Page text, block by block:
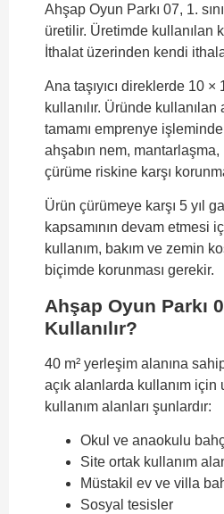
Ahşap Oyun Parkı 07, 1.
üretilir. Üretimde kullanılan
İthalat üzerinden kendi
Ana taşıyıcı direklerde 10
kullanılır. Üründe kullanılan
tamamı emprenye
ahşabın nem,
çürüme riskine karşı
Ürün çürümeye karşı 5 yıl
kapsamının devam etmesi
kullanım, bakım ve zemin
biçimde korunması gerekir.
Ahşap Oyun Parkı
Kullanılır?
40 m² yerleşim alanına
açık alanlarda kullanım için
kullanım alanları şunlardır:
Okul ve anaokulu
Site ortak kullanım
Müstakil ev ve villa
Sosyal tesisler